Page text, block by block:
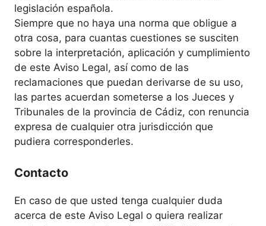
legislación española.
Siempre que no haya una norma que obligue a
otra cosa, para cuantas cuestiones se susciten
sobre la interpretación, aplicación y cumplimiento
de este Aviso Legal, así como de las
reclamaciones que puedan derivarse de su uso,
las partes acuerdan someterse a los Jueces y
Tribunales de la provincia de Cádiz, con renuncia
expresa de cualquier otra jurisdicción que
pudiera corresponderles.
Contacto
En caso de que usted tenga cualquier duda
acerca de este Aviso Legal o quiera realizar